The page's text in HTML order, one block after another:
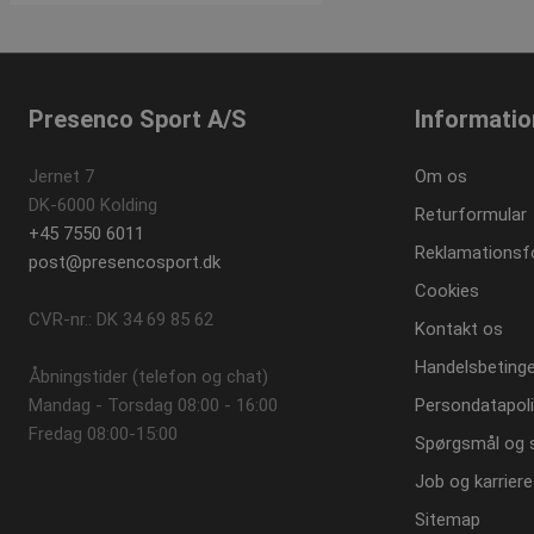
Presenco Sport A/S
Jernet 7
DK-6000 Kolding
+45 7550 6011
post@presencosport.dk
CVR-nr.: DK 34 69 85 62
Åbningstider (telefon og chat)
Mandag - Torsdag 08:00 - 16:00
Fredag 08:00-15:00
Om os
Returformular
Cookies
Kontakt os
Spørgsmål og
Job og karriere
Sitemap
contextValues
cf_clearance
CookieScriptConsent
_sn_a
_sn_m
__cf_bm